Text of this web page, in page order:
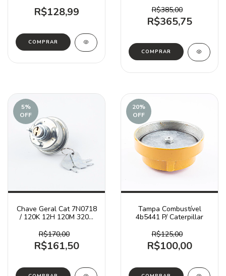
R$128,99 R$385,00
R$365,75
5%
OFF
Chave Geral Cat 7N0718
/ 120K 12H 120M 320C
R$170,00
R$161,50
20%
OFF
Tampa Combustível
4b5441 P/ Caterpillar
R$125,00
R$100,00